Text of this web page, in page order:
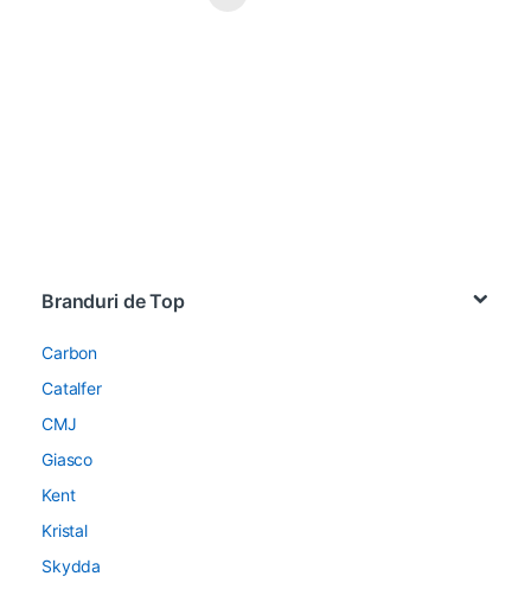
Branduri de Top
Carbon
Catalfer
CMJ
Giasco
Kent
Kristal
Skydda